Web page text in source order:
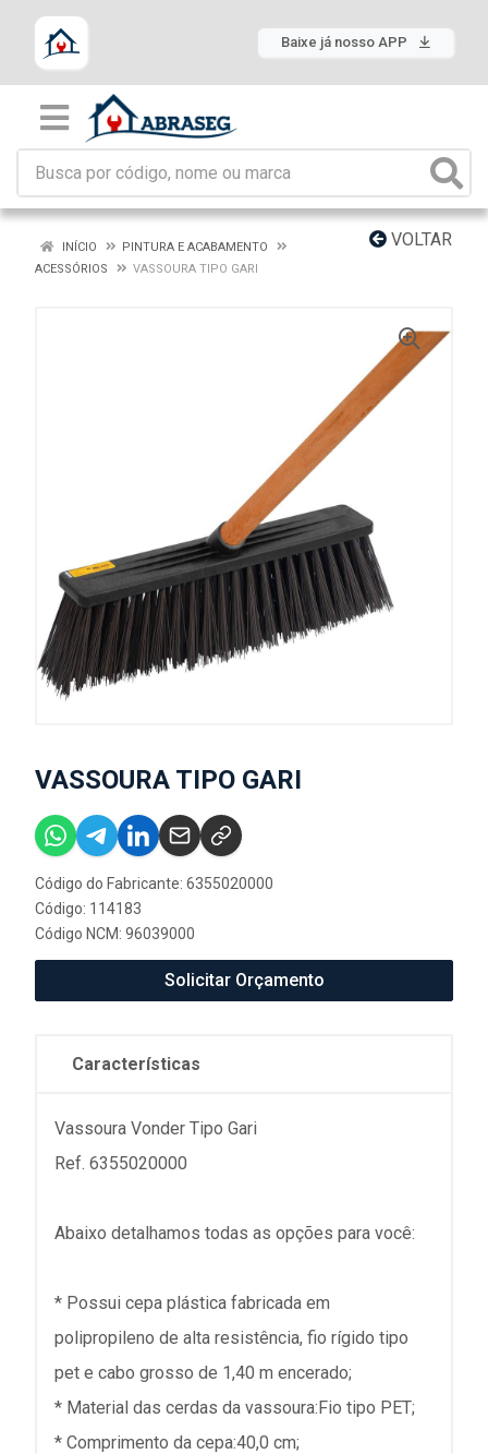
Baixe já nosso APP
VOLTAR
INÍCIO
PINTURA E ACABAMENTO
ACESSÓRIOS
VASSOURA TIPO GARI
VASSOURA TIPO GARI
Código do Fabricante: 6355020000
Código: 114183
Código NCM: 96039000
Solicitar Orçamento
Características
Vassoura Vonder Tipo Gari
Ref. 6355020000
Abaixo detalhamos todas as opções para você:
* Possui cepa plástica fabricada em
polipropileno de alta resistência, fio rígido tipo
pet e cabo grosso de 1,40 m encerado;
* Material das cerdas da vassoura:Fio tipo PET;
* Comprimento da cepa:40,0 cm;